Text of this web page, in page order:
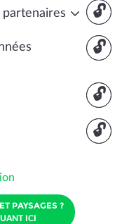
🔓
partenaires
🔓
🔓
🔓
PAYSAGES ?
ICI